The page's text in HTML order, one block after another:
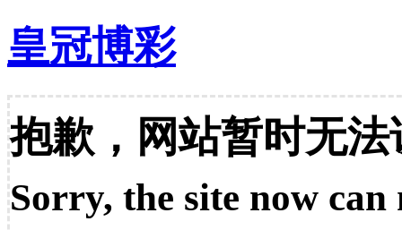
皇冠博彩
抱歉，网站暂时无法
Sorry, the site now can